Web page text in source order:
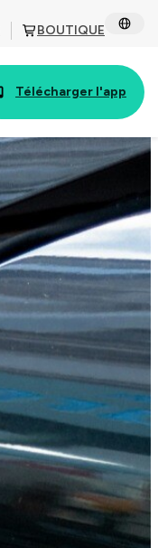
BOUTIQUE
Télécharger l'app